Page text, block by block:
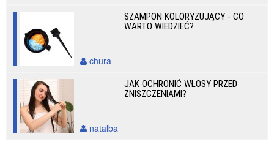
SZAMPON KOLORYZUJĄCY - CO
WARTO WIEDZIEĆ?
chura
JAK OCHRONIĆ WŁOSY PRZED
ZNISZCZENIAMI?
natalba